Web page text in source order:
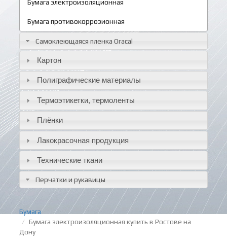
Бумага электроизоляционная
Бумага противокоррозионная
Самоклеющаяся пленка Oracal
Картон
Полиграфические материалы
Термоэтикетки, термоленты
Плёнки
Лакокрасочная продукция
Технические ткани
Перчатки и рукавицы
Бумага
Бумага электроизоляционная купить в Ростове на
Дону